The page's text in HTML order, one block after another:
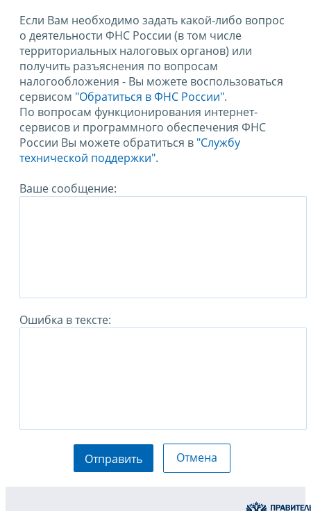
Если Вам необходимо задать какой-либо вопрос
о деятельности ФНС России (в том числе
территориальных налоговых органов) или
получить разъяснения по вопросам
налогообложения - Вы можете воспользоваться
сервисом "Обратиться в ФНС России".
По вопросам функционирования интернет-
сервисов и программного обеспечения ФНС
России Вы можете обратиться в "Службу
технической поддержки".
Ваше сообщение:
Ошибка в тексте:
Отправить Отмена